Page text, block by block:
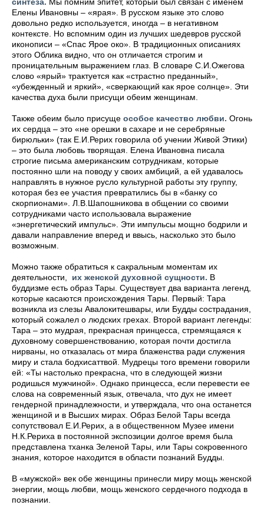
Елены Ивановны – «ярая». В русском языке это слово
довольно редко используется, иногда – в негативном
контексте. Но вспомним один из лучших шедевров русской
иконописи – «Спас Ярое око». В традиционных описаниях
этого Облика видно, что он отличается строгим и
проницательным выражением глаз. В словаре С.И.Ожегова
слово «ярый» трактуется как «страстно преданный»,
«убежденный и яркий», «сверкающий как ярое солнце». Эти
качества духа были присущи обеим женщинам.
Также обеим было присуще особое качество любви. Огонь
их сердца – это «не орешки в сахаре и не серебряные
бирюльки» (так Е.И.Рерих говорила об учении Живой Этики)
– это была любовь творящая. Елена Ивановна писала
строгие письма американским сотрудникам, которые
постоянно шли на поводу у своих амбиций, а ей удавалось
направлять в нужное русло культурной работы эту группу,
которая без ее участия превратились бы в «банку со
скорпионами». Л.В.Шапошникова в общении со своими
сотрудниками часто использовала выражение
«энергетический импульс». Эти импульсы мощно бодрили и
давали направление вперед и ввысь, насколько это было
возможным.
Можно также обратиться к сакральным моментам их
деятельности,
их женской духовной сущности. В
буддизме есть образ Тары. Существует два варианта легенд,
которые касаются происхождения Тары. Первый: Тара
возникла из слезы Авалокитешвары, или Будды сострадания,
который сожалел о людских грехах. Второй вариант легенды:
Тара – это мудрая, прекрасная принцесса, стремящаяся к
духовному совершенствованию, которая почти достигла
нирваны, но отказалась от мира блаженства ради служения
миру и стала бодхисаттвой. Мудрецы того времени говорили
ей: «Ты настолько прекрасна, что в следующей жизни
родишься мужчиной». Однако принцесса, если перевести ее
слова на современный язык, отвечала, что дух не имеет
гендерной принадлежности, и утверждала, что она останется
женщиной и в Высших мирах. Образ Белой Тары всегда
сопутствовал Е.И.Рерих, а в общественном Музее имени
Н.К.Рериха в постоянной экспозиции долгое время была
представлена тханка Зеленой Тары, или Тары сокровенного
знания, которое находится в области познаний Будды.
В «мужской» век обе женщины принесли миру мощь женской
энергии, мощь любви, мощь женского сердечного подхода в
познании.